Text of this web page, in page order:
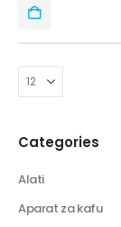
Categories
Alati
Aparat za kafu